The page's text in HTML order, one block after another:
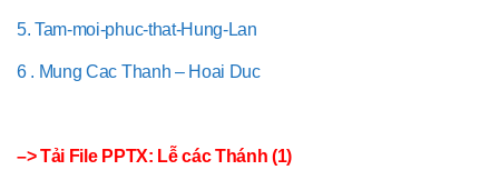
5. Tam-moi-phuc-that-Hung-Lan
6 . Mung Cac Thanh – Hoai Duc
–> Tải File PPTX: Lễ các Thánh (1)